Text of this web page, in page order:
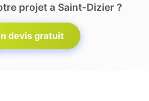
projet a Saint-Dizier ?
devis gratuit